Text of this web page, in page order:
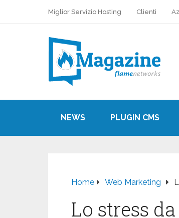
Miglior Servizio Hosting Clienti
NEWS PLUGIN CMS
Home Web Marketing
Lo stress